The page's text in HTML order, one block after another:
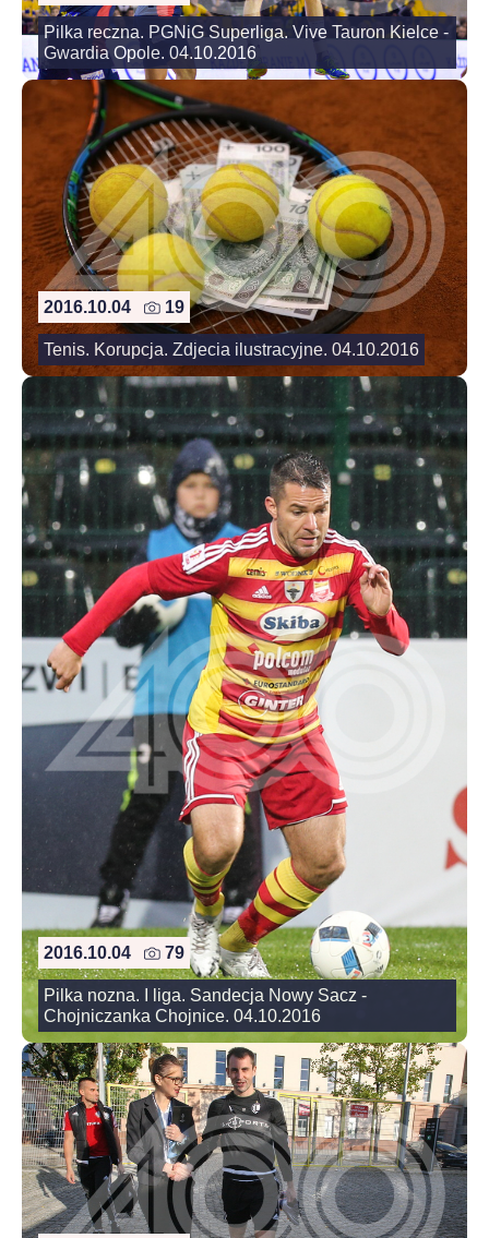
Pilka reczna. PGNiG Superliga. Vive Tauron Kielce -
Gwardia Opole. 04.10.2016
2016.10.04 19
Tenis. Korupcja. Zdjecia ilustracyjne. 04.10.2016
2016.10.04 79
Pilka nozna. I liga. Sandecja Nowy Sacz -
Chojniczanka Chojnice. 04.10.2016